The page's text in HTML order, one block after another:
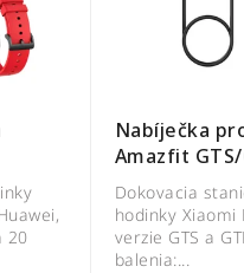
20
Nabíječka
Amazfit
Dokovacia
hodinky
verzie GTS a
balenia:...